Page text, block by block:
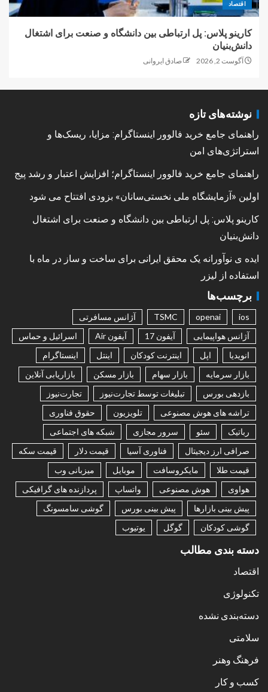
اقتصاد
کارینو پلاس: پل ارتباطی بین دانشگاه و صنعت برای اشتغال
دانش‌بنیان
آگوست 2, 2026 صادق ایروانی
نوشته‌های تازه
راهنمای جامع خرید فالوور اینستاگرام: مزایا، ریسک‌ها و
استراتژی‌های امن
راهنمای جامع خرید فالوور اینستاگرام؛ افزایش اعتبار و رشد پیج
اولین «آزمایشگاه ملی نخستی‌سانان» بزودی افتتاح می شود
کارینو پلاس: پل ارتباطی بین دانشگاه و صنعت برای اشتغال
دانش‌بنیان
ایده ی نوآورانه یک محقق ایرانی برای ساخت و ساز در ماه با
استفاده از لیزر
برچسب‌ها
ios
openai
TSMC
آژانس مسافرتی
آژانس هواپیمایی
آیفون 17 آیفون Air
اسرائیل و حماس
انویدیا
اپل اینترنت کودکان اینتل
اینستاگرام
بازار سرمایه
بازار سهام بازار مسکن
بازاریابی آنلاین
بازدهی بورس
تبلیغات توسط تجارت‌نیوز
تجارت‌نیوز
تراشه های هوش مصنوعی
تلویزیون
حقوق فناوری
رباتیک
سئو سرور مجازی
شبکه های اجتماعی
صرافی ارز دیجیتال
فناوری آسیا قیمت دلار
قیمت سکه
قیمت طلا
مایکروسافت موبایل
میزبانی وب
هواوی
هوش مصنوعی واتساپ
پردازنده های گرافیکی
پیش بینی بازارها
پیش بینی بورس
گوشی سامسونگ
گوشی کودکان
گوگل یوتیوب
دسته بندی مطالب
اقتصاد
تکنولوژی
دسته‌بندی نشده
سلامتی
فرهنگ وهنر
کسب و کار